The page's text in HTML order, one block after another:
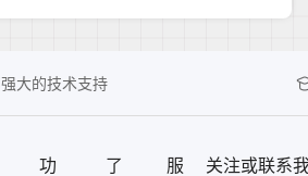
强大的技术支持
功
了
服
关注或联系